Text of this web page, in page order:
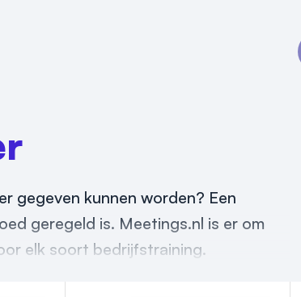
gegeven kunnen worden? Een
geregeld is. Meetings.nl is er om
elk soort bedrijfstraining.